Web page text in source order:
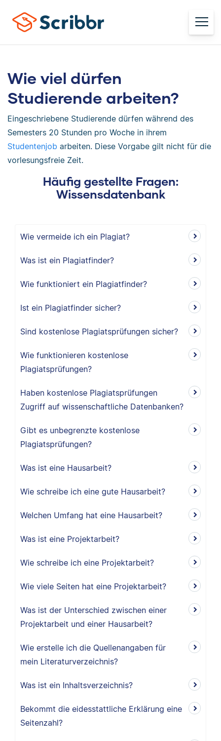
Wie viel dürfen
Studierende arbeiten?
Eingeschriebene Studierende dürfen während des
Semesters 20 Stunden pro Woche in ihrem
Studentenjob arbeiten. Diese Vorgabe gilt nicht für die
vorlesungsfreie Zeit.
Häufig gestellte Fragen:
Wissensdatenbank
Wie vermeide ich ein Plagiat?
Was ist ein Plagiatfinder?
Wie funktioniert ein Plagiatfinder?
Ist ein Plagiatfinder sicher?
Sind kostenlose Plagiatsprüfungen sicher?
Wie funktionieren kostenlose
Plagiatsprüfungen?
Haben kostenlose Plagiatsprüfungen
Zugriff auf wissenschaftliche Datenbanken?
Gibt es unbegrenzte kostenlose
Plagiatsprüfungen?
Was ist eine Hausarbeit?
Wie schreibe ich eine gute Hausarbeit?
Welchen Umfang hat eine Hausarbeit?
Was ist eine Projektarbeit?
Wie schreibe ich eine Projektarbeit?
Wie viele Seiten hat eine Projektarbeit?
Was ist der Unterschied zwischen einer
Projektarbeit und einer Hausarbeit?
Wie erstelle ich die Quellenangaben für
mein Literaturverzeichnis?
Was ist ein Inhaltsverzeichnis?
Bekommt die eidesstattliche Erklärung eine
Seitenzahl?